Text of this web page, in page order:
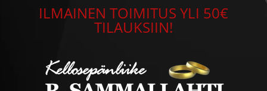
ILMAINEN TOIMITUS YLI 50€
TILAUKSIIN!